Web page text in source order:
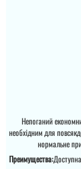
вартістю!
ВИЩОМУ
процвітання
,мо...
Непоганий
необхідним для
нормальне
Преимущества: